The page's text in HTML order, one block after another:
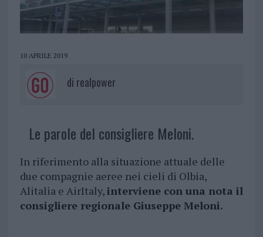
10 APRILE 2019
di realpower
Le parole del consigliere Meloni.
In riferimento alla situazione attuale delle
due compagnie aeree nei cieli di Olbia,
Alitalia e AirItaly,interviene con una nota il
consigliere regionale Giuseppe Meloni.